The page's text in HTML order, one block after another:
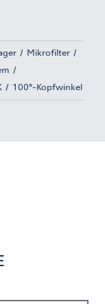
Mikrofilter
100°-Kopfwinkel